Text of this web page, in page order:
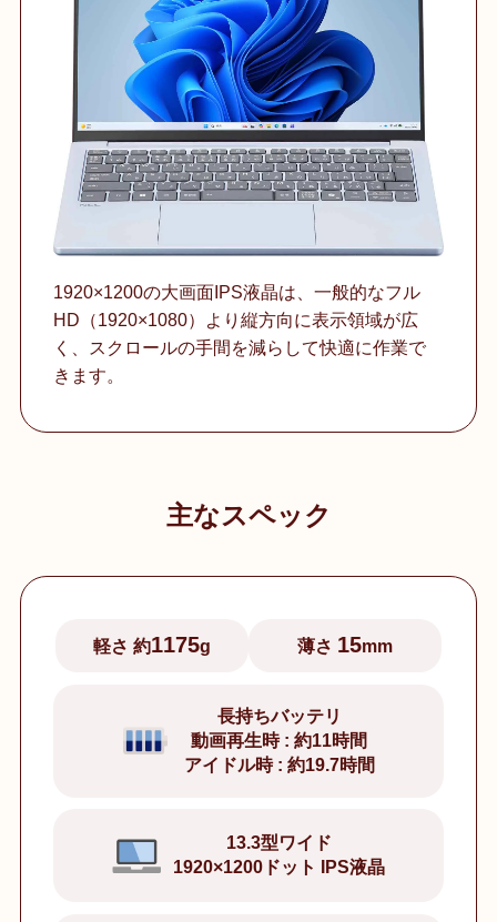
1920×1200の大画面IPS液晶は、一般的なフル
HD（1920×1080）より縦方向に表示領域が広
く、スクロールの手間を減らして快適に作業で
きます。
主なスペック
軽さ 約1175g 薄さ 15mm
長持ちバッテリ
動画再生時 : 約11時間
アイドル時 : 約19.7時間
13.3型ワイド
1920×1200ドット IPS液晶